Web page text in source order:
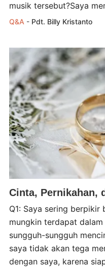
musik tersebut?Saya
Q&A - Pdt. Billy Kristanto
Cinta, Pernikahan,
Q1: Saya sering
mungkin terdapat
sungguh-sungguh
saya tidak akan tega
dengan saya, karena